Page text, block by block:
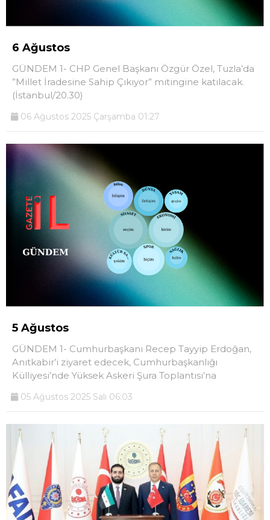
6 Ağustos
GÜNDEM 1- CHP Genel Başkanı Özgür Özel, Tuzla’da
”Millet İradesine Sahip Çıkıyor” mitingine katılacak.
(İstanbul/20.30)
06 Ağustos 2025 Çarşamba 01:27
5 Ağustos
GÜNDEM 1- Cumhurbaşkanı Recep Tayyip Erdoğan,
Anıtkabir’i ziyaret edecek, Cumhurbaşkanlığı
Külliyesi’nde Yüksek Askeri Şura Toplantısı’na
05 Ağustos 2025 Salı 06:03